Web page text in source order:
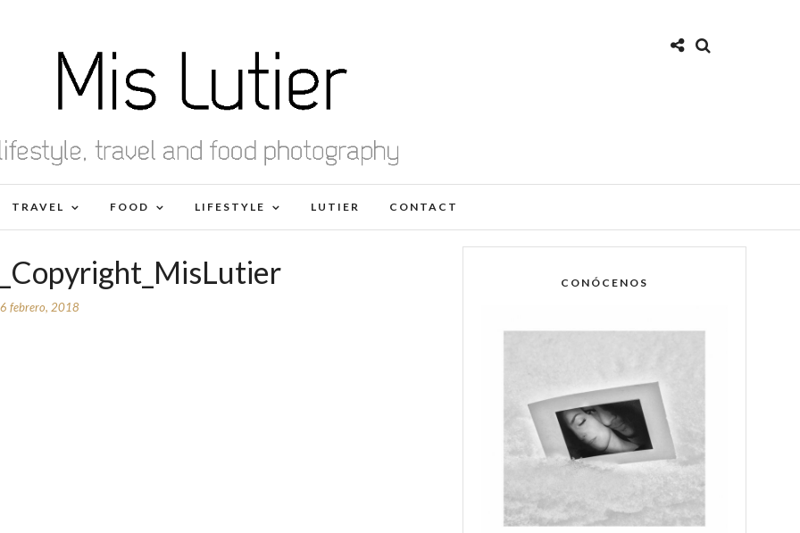
TRAVEL FOOD LIFESTYLE LUTIER CONTACT
febrero, 2018
CONÓCENOS